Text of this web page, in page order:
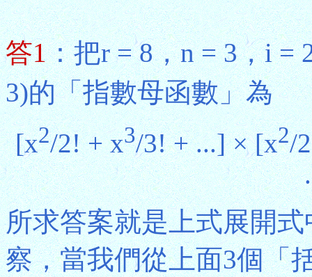
答1：把r = 8，n = 3，i =
3)的「指數母函數」為
[x2/2! + x3/3! + ...] × [x2/
所求答案就是上式展開式
察，當我們從上面3個「